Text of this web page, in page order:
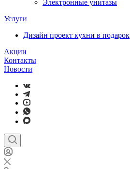
Электронные унитазы
Услуги
Дизайн проект кухни в подарок
Акции
Контакты
Новости